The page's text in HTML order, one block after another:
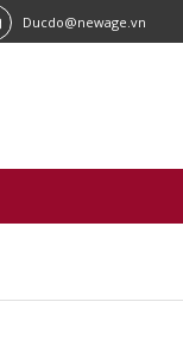
Ducdo@newage.vn